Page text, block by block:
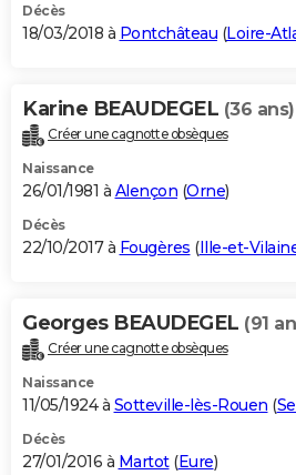
Décès
18/03/2018 à Pontchâteau (Loire-
Karine BEAUDEGEL (36 ans)
Créer une cagnotte obsèques
Naissance
26/01/1981 à Alençon (Orne)
Décès
22/10/2017 à Fougères (Ille-et-
Georges BEAUDEGEL (91
Créer une cagnotte obsèques
Naissance
11/05/1924 à Sotteville-lès-Rouen (
Décès
27/01/2016 à Martot(Eure)